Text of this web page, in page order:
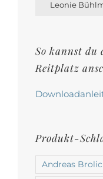
Leonie
So kannst du
Reitplatz
Produkt-
Andreas